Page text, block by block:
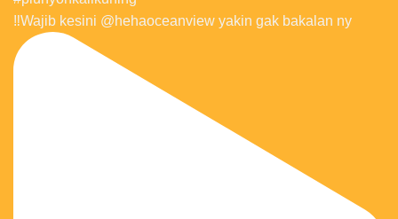
‼️Wajib kesini @hehaoceanview yakin gak bakalan ny